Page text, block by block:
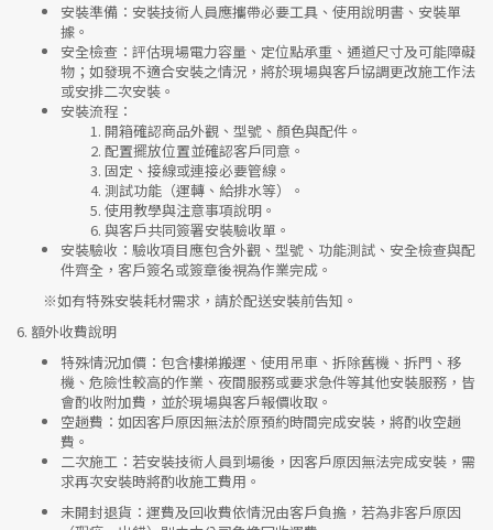
安裝準備 ：安裝技術人員應攜帶必要工具、使用說明書、安裝單
據。
安全檢查 ：評估現場電力容量、定位點承重、通道尺寸及可能障礙
物；如發現不適合安裝之情況，將於現場與客戶協調更改施工作法
或安排二次安裝。
安裝流程 ：
開箱確認商品外觀、型號、顏色與配件。
配置擺放位置並確認客戶同意。
固定、接線或連接必要管線。
測試功能（運轉、給排水等）。
使用教學與注意事項說明。
與客戶共同簽署安裝驗收單。
安裝驗收 ：驗收項目應包含外觀、型號、功能測試、安全檢查與配
件齊全，客戶簽名或簽章後視為作業完成。
※如有特殊安裝耗材需求，請於配送安裝前告知。
6. 額外收費說明
特殊情況加價 ：包含樓梯搬運、使用吊車、拆除舊機、拆門、移
機、危險性較高的作業、夜間服務或要求急件等其他安裝服務，皆
會酌收附加費，並於現場與客戶報價收取。
空趟費 ：如因客戶原因無法於原預約時間完成安裝，將酌收空趟
費。
二次施工 ：若安裝技術人員到場後，因客戶原因無法完成安裝，需
求再次安裝時將酌收施工費用。
未開封退貨 ：運費及回收費依情況由客戶負擔，若為非客戶原因